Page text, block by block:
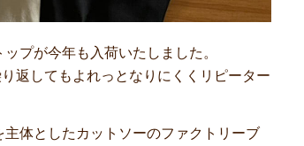
プが今年も入荷いたしました。
返してもよれっとなりにくくリピーター
体としたカットソーのファクトリーブ